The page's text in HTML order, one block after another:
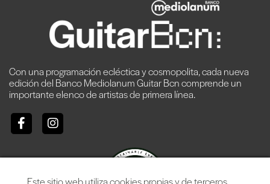
Con una programación ecléctica y cosmopolita, cada nueva
edición del Banco Mediolanum Guitar Bcn comprende un
importante elenco de artistas de primera línea.